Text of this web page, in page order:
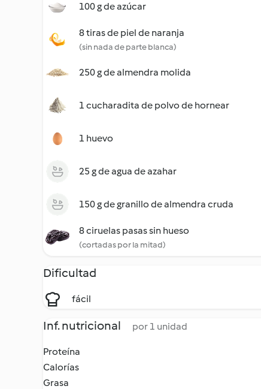
100 g de azúcar
8 tiras de piel de naranja
(sin nada de parte blanca)
250 g de almendra molida
1 cucharadita de polvo de hornear
1 huevo
25 g de agua de azahar
150 g de granillo de almendra cruda
8 ciruelas pasas sin hueso
(cortadas por la mitad)
Dificultad
fácil
Inf. nutricional por 1 unidad
Proteína
Calorías
Grasa